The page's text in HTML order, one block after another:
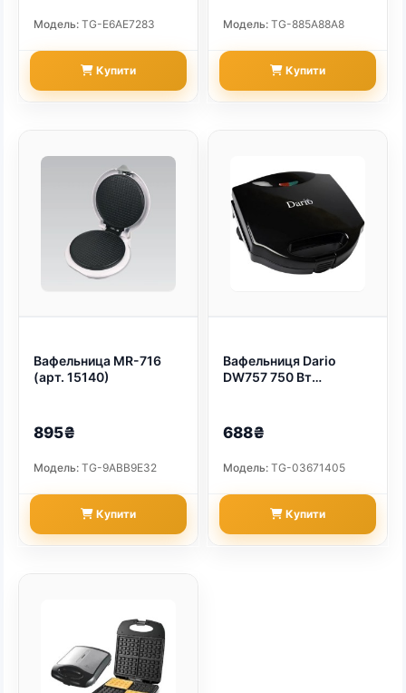
Модель: TG-E6AE7283
Купити
Модель: TG-885A88A8
Купити
Вафельница MR-716
(арт. 15140)
895₴
Модель: TG-9ABB9E32
Купити
Вафельниця Dario
DW757 750 Вт
688₴
Модель: TG-03671405
Купити